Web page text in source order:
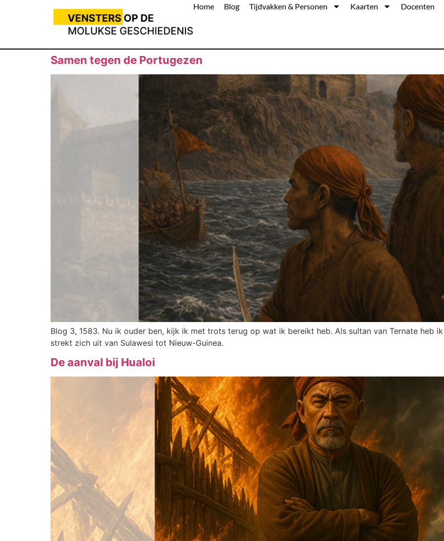
Home Blog Tijdvakken & Personen Kaarten Docenten
Samen tegen de Portugezen
Blog 3, 1583. Nu ik ouder ben, kijk ik met trots terug op wat ik bereikt heb. Als sultan van Ternate heb
strekt zich uit van Sulawesi tot Nieuw-Guinea.
De aanval bij Hualoi